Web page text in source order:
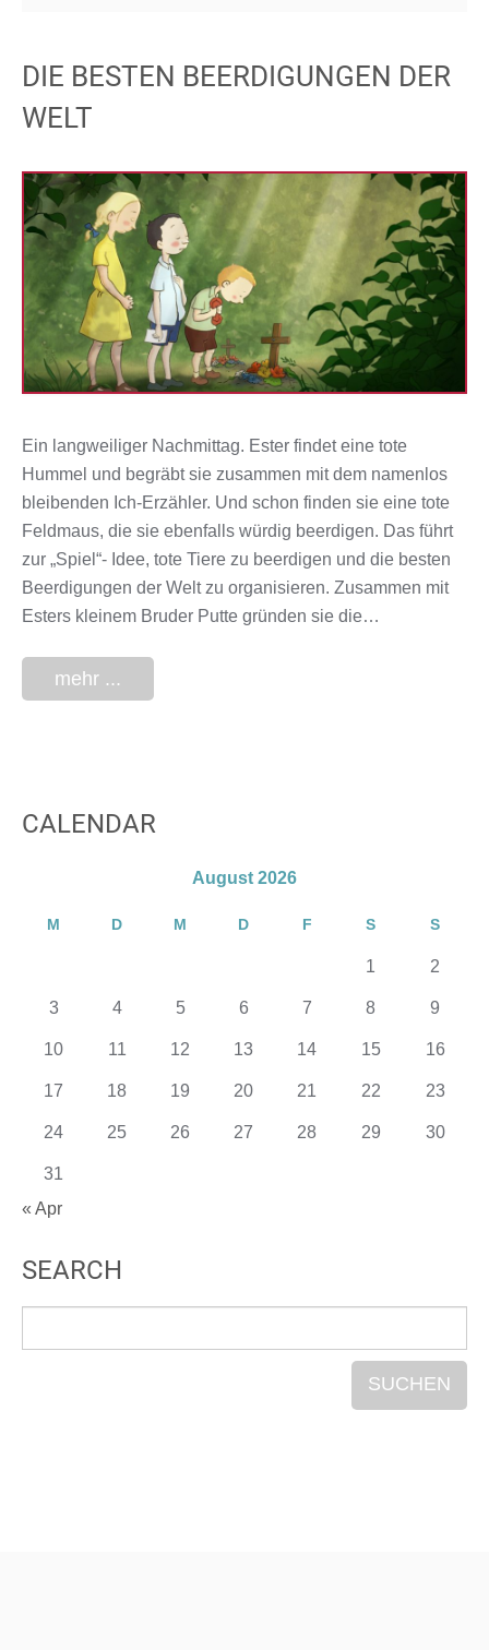
DIE BESTEN BEERDIGUNGEN DER
WELT
Ein langweiliger Nachmittag. Ester findet eine tote
Hummel und begräbt sie zusammen mit dem namenlos
bleibenden Ich-Erzähler. Und schon finden sie eine tote
Feldmaus, die sie ebenfalls würdig beerdigen. Das führt
zur „Spiel“- Idee, tote Tiere zu beerdigen und die besten
Beerdigungen der Welt zu organisieren. Zusammen mit
Esters kleinem Bruder Putte gründen sie die…
mehr ...
CALENDAR
August 2026
M D M D F S S
1 2
3 4 5 6 7 8 9
10 11 12 13 14 15 16
17 18 19 20 21 22 23
24 25 26 27 28 29 30
31
« Apr
SEARCH